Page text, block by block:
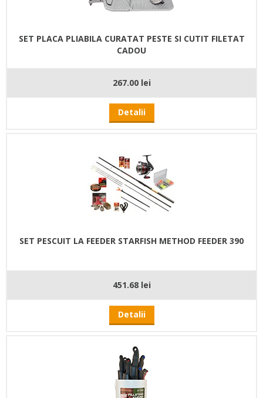
SET PLACA PLIABILA CURATAT PESTE SI CUTIT FILETAT
CADOU
267.00 lei
Detalii
SET PESCUIT LA FEEDER STARFISH METHOD FEEDER 390
451.68 lei
Detalii